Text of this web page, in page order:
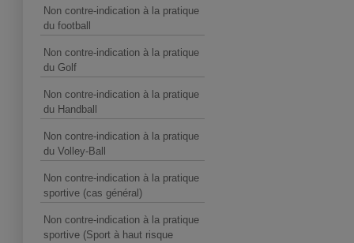
Non contre-indication à la pratique
du football
Non contre-indication à la pratique
du Golf
Non contre-indication à la pratique
du Handball
Non contre-indication à la pratique
du Volley-Ball
Non contre-indication à la pratique
sportive (cas général)
Non contre-indication à la pratique
sportive (Sport à haut risque